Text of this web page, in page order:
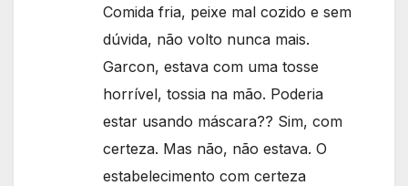
Comida fria, peixe mal cozido e sem
dúvida, não volto nunca mais.
Garcon, estava com uma tosse
horrível, tossia na mão. Poderia
estar usando máscara?? Sim, com
certeza. Mas não, não estava. O
estabelecimento com certeza